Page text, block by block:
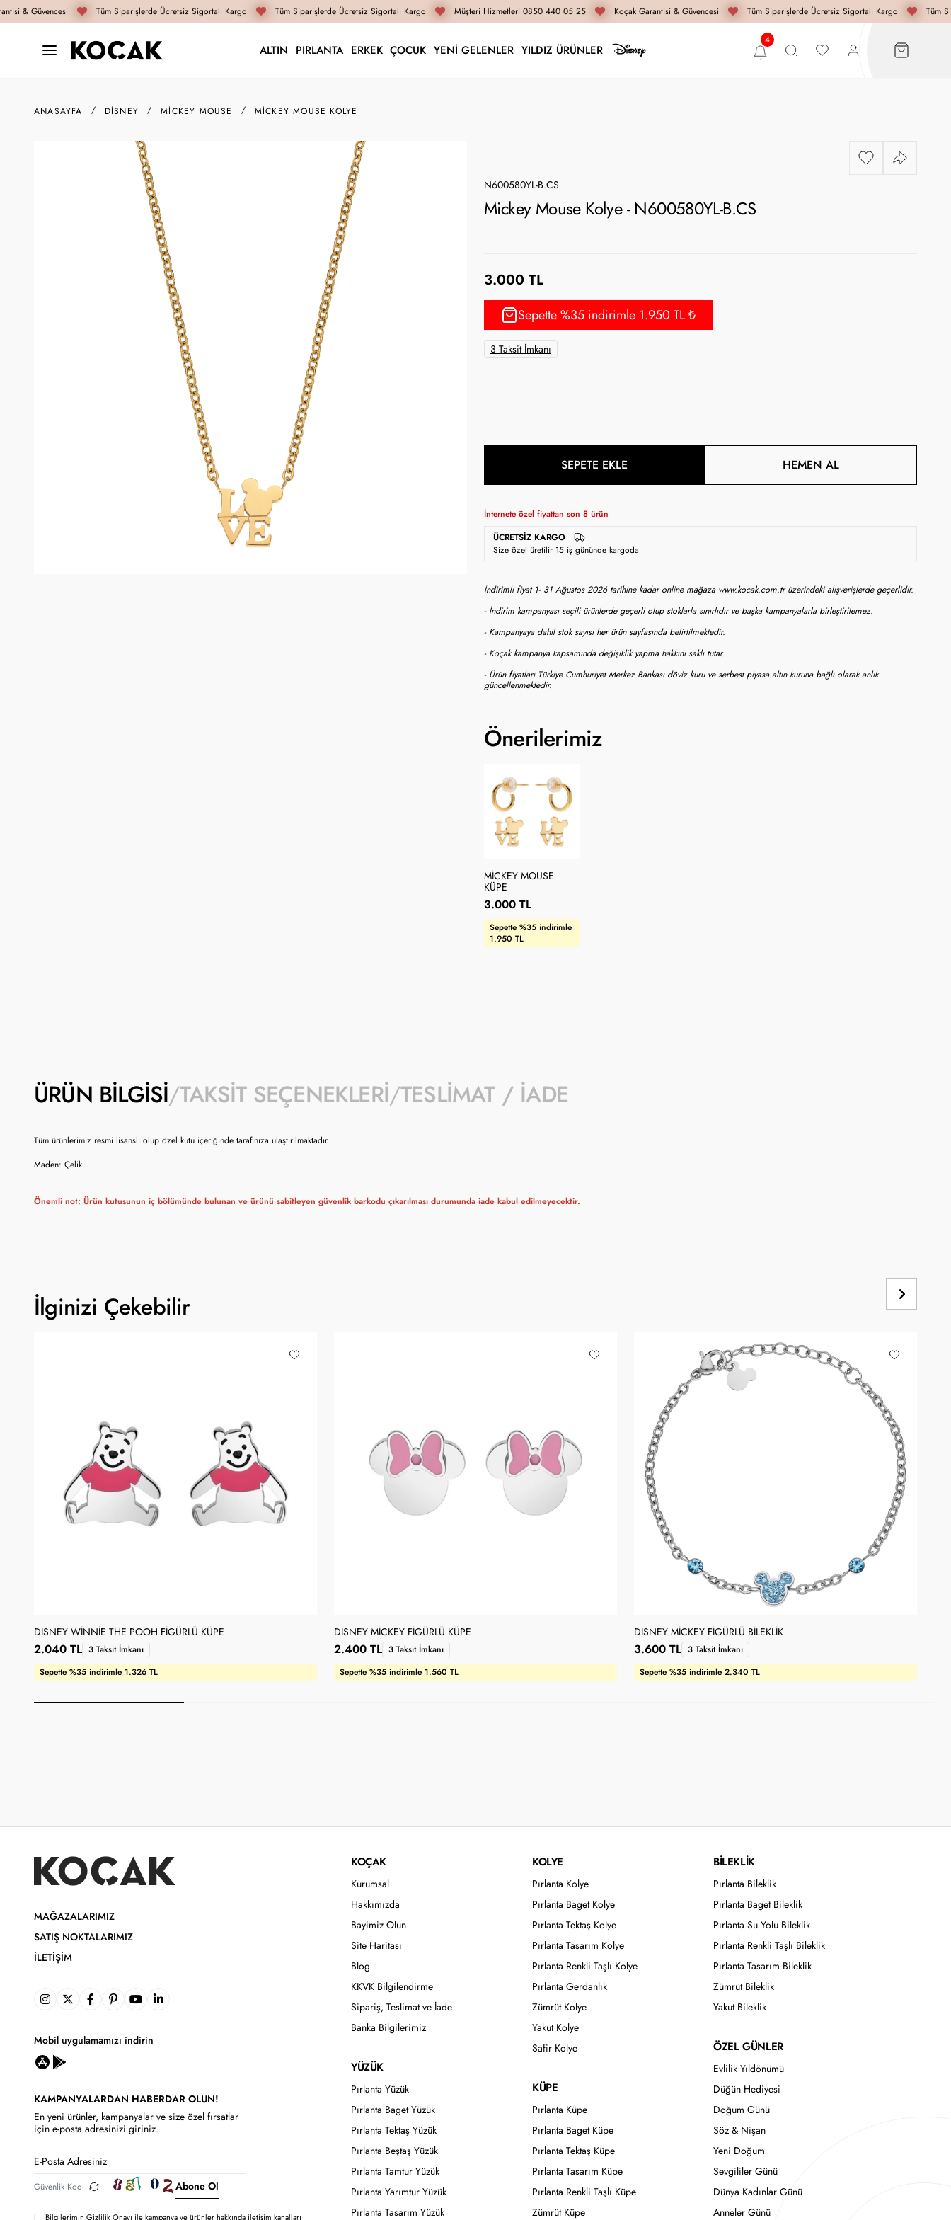
& Güvencesi Tüm Siparişlerde Ücretsiz Sigortalı Kargo Tüm Siparişlerde Ücretsiz Sigortalı Kargo Müşteri Hizmetleri 0850 440 05 25 Koçak Garantisi & Güvencesi Tüm Siparişlerde Ücretsiz Sigortalı Kargo Tüm
ALTIN PIRLANTA ERKEK ÇOCUK YENİ GELENLER YILDIZ ÜRÜNLER
ANASAYFA DISNEY MICKEY MOUSE MICKEY MOUSE KOLYE
N600580YL-B.CS
Mickey Mouse Kolye - N600580YL-B.CS
Sepette %35 indirimle 1.950 TL ₺
3.000 TL
3 Taksit İmkanı
SEPETE EKLE HEMEN AL
İnternete özel fiyattan son 8 ürün
ÜCRETSIZ KARGO
Size özel üretilir 15 iş gününde kargoda
İndirimli fiyat 1- 31 Ağustos 2026 tarihine kadar online mağaza www.kocak.com.tr üzerindeki alışverişlerde geçerlidir.
- İndirim kampanyası seçili ürünlerde geçerli olup stoklarla sınırlıdır ve başka kampanyalarla birleştirilemez.
- Kampanyaya dahil stok sayısı her ürün sayfasında belirtilmektedir.
- Koçak kampanya kapsamında değişiklik yapma hakkını saklı tutar.
- Ürün fiyatları Türkiye Cumhuriyet Merkez Bankası döviz kuru ve serbest piyasa altın kuruna bağlı olarak anlık
güncellenmektedir.
Önerilerimiz
MICKEY MOUSE
KÜPE
Sepette %35 indirimle
1.950 TL
3.000 TL
ÜRÜN BILGISI TAKSIT SEÇENEKLERI TESLIMAT / İADE
Tüm ürünlerimiz resmi lisanslı olup özel kutu içeriğinde tarafınıza ulaştırılmaktadır.
Maden: Çelik
Önemli not: Ürün kutusunun iç bölümünde bulunan ve ürünü sabitleyen güvenlik barkodu çıkarılması durumunda iade kabul edilmeyecektir.
İlginizi Çekebilir
DISNEY WINNIE THE POOH FIGÜRLÜ KÜPE
Sepette %35 indirimle 1.326 TL
2.040 TL 3 Taksit İmkanı
DISNEY MICKEY FIGÜRLÜ KÜPE
Sepette %35 indirimle 1.560 TL
2.400 TL 3 Taksit İmkanı
DISNEY MICKEY FIGÜRLÜ BILEKLIK
Sepette %35 indirimle 2.340 TL
3.600 TL 3 Taksit İmkanı
MAĞAZALARIMIZ
SATIŞ NOKTALARIMIZ
İLETIŞIM
Mobil uygulamamızı indirin
KAMPANYALARDAN HABERDAR OLUN!
En yeni ürünler, kampanyalar ve size özel fırsatlar
için e-posta adresinizi giriniz.
Abone Ol
Bilgilerimin Gizlilik Onayı ile kampanya ve ürünler hakkında iletişim kanalları
KOÇAK
Kurumsal
Hakkımızda
Bayimiz Olun
Site Haritası
Blog
KKVK Bilgilendirme
Sipariş, Teslimat ve İade
Banka Bilgilerimiz
YÜZÜK
Pırlanta Yüzük
Pırlanta Baget Yüzük
Pırlanta Tektaş Yüzük
Pırlanta Beştaş Yüzük
Pırlanta Tamtur Yüzük
Pırlanta Yarımtur Yüzük
Pırlanta Tasarım Yüzük
KOLYE
Pırlanta Kolye
Pırlanta Baget Kolye
Pırlanta Tektaş Kolye
Pırlanta Tasarım Kolye
Pırlanta Renkli Taşlı Kolye
Pırlanta Gerdanlık
Zümrüt Kolye
Yakut Kolye
Safir Kolye
KÜPE
Pırlanta Küpe
Pırlanta Baget Küpe
Pırlanta Tektaş Küpe
Pırlanta Tasarım Küpe
Pırlanta Renkli Taşlı Küpe
Zümrüt Küpe
BİLEKLİK
Pırlanta Bileklik
Pırlanta Baget Bileklik
Pırlanta Su Yolu Bileklik
Pırlanta Renkli Taşlı Bileklik
Pırlanta Tasarım Bileklik
Zümrüt Bileklik
Yakut Bileklik
ÖZEL GÜNLER
Evlilik Yıldönümü
Düğün Hediyesi
Doğum Günü
Söz & Nişan
Yeni Doğum
Sevgililer Günü
Dünya Kadınlar Günü
Anneler Günü